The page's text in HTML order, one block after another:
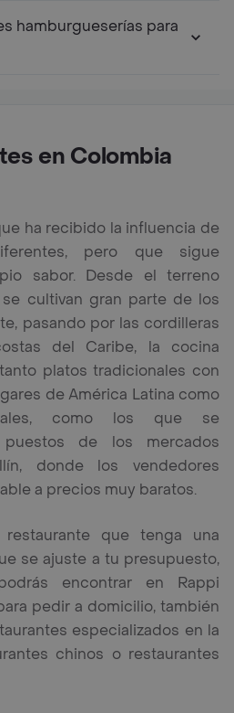
hamburgueserías para
en Colombia
ha recibido la influencia de
pero que sigue
sabor. Desde el terreno
cultivan gran parte de los
pasando por las cordilleras
del Caribe, la cocina
platos tradicionales con
de América Latina como
como los que se
de los mercados
donde los vendedores
a precios muy baratos.
que tenga una
se ajuste a tu presupuesto,
encontrar en Rappi
pedir a domicilio, también
especializados en la
chinos o restaurantes